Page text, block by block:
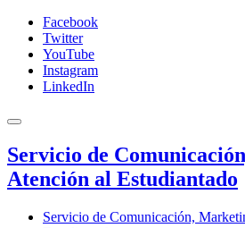
Facebook
Twitter
YouTube
Instagram
LinkedIn
Servicio de
Atención al Estudiantado
Servicio de Comunicación,